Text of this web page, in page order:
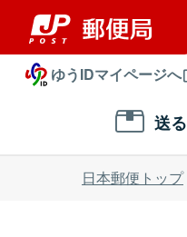
ゆうIDマイページへ
送る
日本郵便トップ